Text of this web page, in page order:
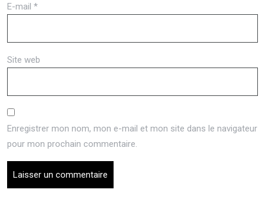
E-mail *
Site web
Enregistrer mon nom, mon e-mail et mon site dans le navigateur
pour mon prochain commentaire.